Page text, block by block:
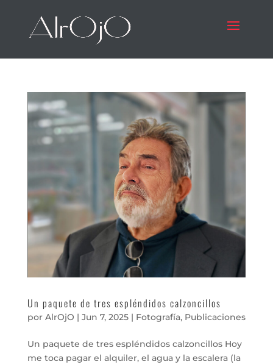
Un paquete de tres espléndidos calzoncillos
por AlrOjO | Jun 7, 2025| Fotografía, Publicaciones
Un paquete de tres espléndidos calzoncillos Hoy
me toca pagar el alquiler, el agua y la escalera (la